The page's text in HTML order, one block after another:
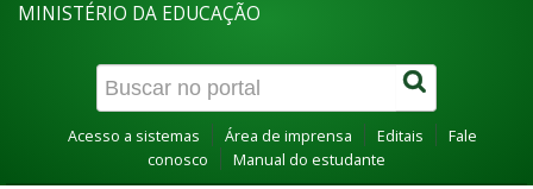
Canais
MINISTÉRIO DA EDUCAÇÃO
Acesso a sistemas Área de imprensa Editais
Fale
conosco
Manual do estudante